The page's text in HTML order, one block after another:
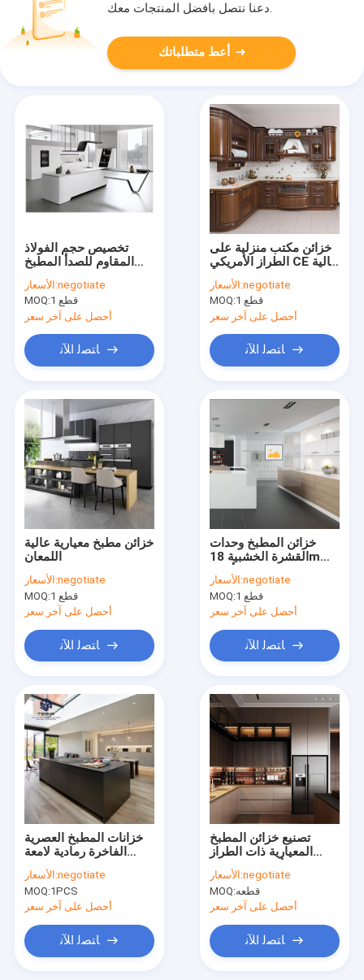
المنتجات
أشرطة فيديو
عرض الواقع الافتراضي
حول بنا
اتصل بنا
سلم حلزوني موفر للمساحة
نوافذ هيكل من الألومنيوم
دعنا نتصل بأفضل المنتجات معك.
أعط متطلباتك
تخصيص حجم الفولاذ
المقاوم للصدأ المطبخ
مجلس الوزراء غشاء PVC
خزائن البيت الشاطئ
الأسعار:negotiate
MOQ:
1 قطع
أحصل على آخر سعر
ﺎﺘﺼﻟ ﺍﻶﻧ
خزائن مكتب منزلية على
الطراز الأمريكي CE خالية
من الفورمالديهايد خزانة
مطبخ من الخشب الصلب
الأسعار:negotiate
MOQ:
1 قطع
أحصل على آخر سعر
ﺎﺘﺼﻟ ﺍﻶﻧ
خزائن مطبخ معيارية عالية
اللمعان
الأسعار:negotiate
MOQ:
1 قطع
أحصل على آخر سعر
ﺎﺘﺼﻟ ﺍﻶﻧ
خزائن المطبخ وحدات
القشرة الخشبية 18mm
الميلامين المجلس أعلى
دولاب الرخام
الأسعار:negotiate
MOQ:
1 قطع
أحصل على آخر سعر
ﺎﺘﺼﻟ ﺍﻶﻧ
خزانات المطبخ العصرية
الفاخرة رمادية لامعة
رخيصة السعر خزانات
خشبية خزانة المطبخ
الأسعار:negotiate
MOQ:1PCS
أحصل على آخر سعر
ﺎﺘﺼﻟ ﺍﻶﻧ
تصنيع خزائن المطبخ
المعيارية ذات الطراز
الأوروبي الحديث
الأسعار:negotiate
MOQ:قطعه
أحصل على آخر سعر
ﺎﺘﺼﻟ ﺍﻶﻧ